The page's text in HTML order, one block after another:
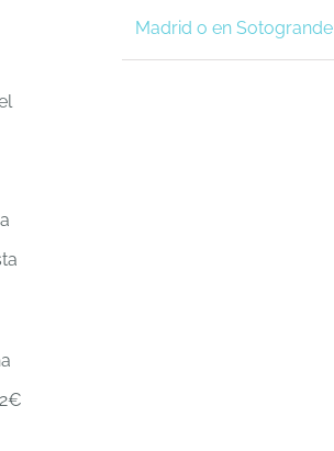
Madrid o en Sotogrande